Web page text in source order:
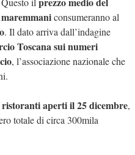
maremmaniconsumeranno al
. Il dato arriva dall’indagine
Toscana sui numeri
, l’associazione nazionale che
aperti il 25 dicembre,
totale di circa 300mila